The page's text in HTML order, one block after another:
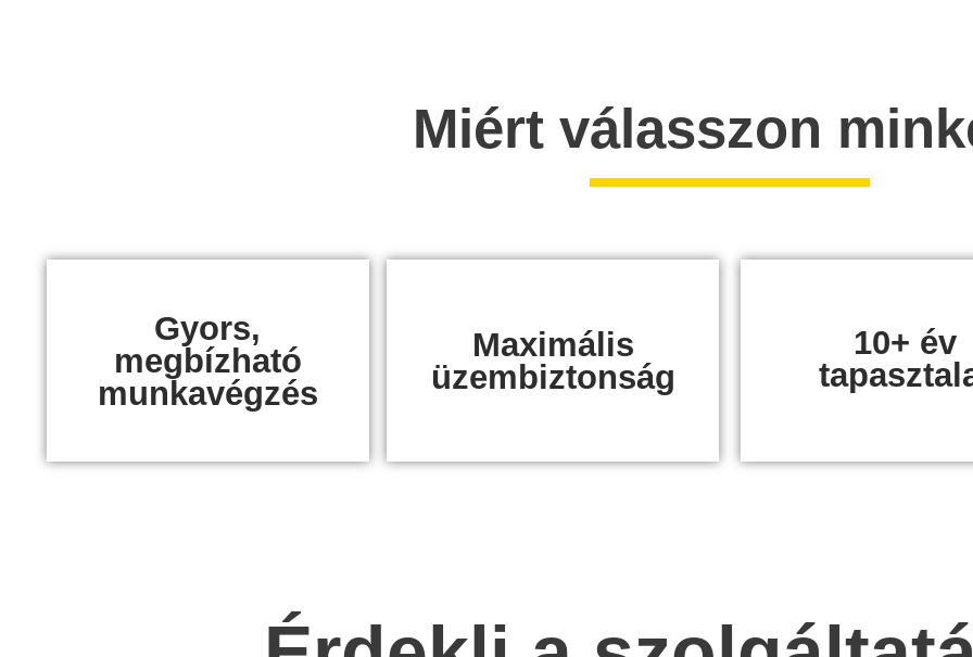
Miért válasszon
Gyors,
megbízható
munkavégzés
Maximális
üzembiztonság
10+ év